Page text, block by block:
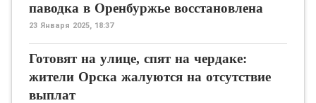
паводка в Оренбуржье восстановлена
23 Января 2025, 18:37
Готовят на улице, спят на чердаке:
жители Орска жалуются на отсутствие
выплат